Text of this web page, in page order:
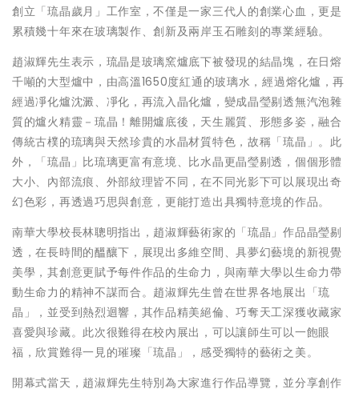
創立「琉晶歲月」工作室，不僅是一家三代人的創業心血，更是
累積幾十年來在玻璃製作、創新及兩岸玉石雕刻的專業經驗。
趙淑輝先生表示，琉晶是玻璃窯爐底下被發現的結晶塊，在日熔
千噸的大型爐中，由高溫1650度紅通的玻璃水，經過熔化爐，再
經過凈化爐沈澱、凈化，再流入晶化爐，變成晶瑩剔透無汽泡雜
質的爐火精靈－琉晶！離開爐底後，天生麗質、形態多姿，融合
傳統古樸的琉璃與天然珍貴的水晶材質特色，故稱「琉晶」。此
外，「琉晶」比琉璃更富有意境、比水晶更晶瑩剔透，個個形體
大小、內部流痕、外部紋理皆不同，在不同光影下可以展現出奇
幻色彩，再透過巧思與創意，更能打造出具獨特意境的作品。
南華大學校長林聰明指出，趙淑輝藝術家的「琉晶」作品晶瑩剔
透，在長時間的醞釀下，展現出多維空間、具夢幻藝境的新視覺
美學，其創意更賦予每件作品的生命力，與南華大學以生命力帶
動生命力的精神不謀而合。趙淑輝先生曾在世界各地展出「琉
晶」，並受到熱烈迴響，其作品精美絕倫、巧奪天工深獲收藏家
喜愛與珍藏。此次很難得在校內展出，可以讓師生可以一飽眼
福，欣賞難得一見的璀璨「琉晶」，感受獨特的藝術之美。
開幕式當天，趙淑輝先生特別為大家進行作品導覽，並分享創作